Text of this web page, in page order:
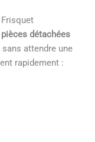
détachées
attendre une
rapidement :